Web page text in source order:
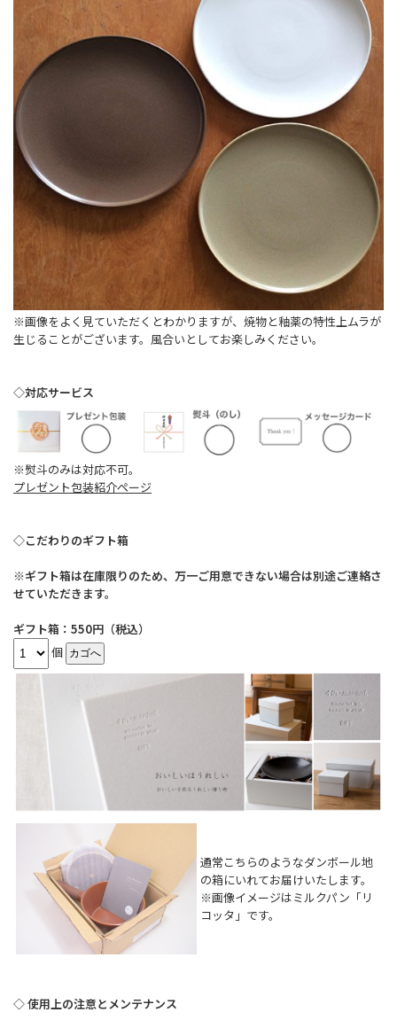
※画像をよく見ていただくとわかりますが、焼物と釉薬の特性上ムラが
生じることがございます。風合いとしてお楽しみください。
◇対応サービス
※熨斗のみは対応不可。
プレゼント包装紹介ページ
◇こだわりのギフト箱
※ギフト箱は在庫限りのため、万一ご用意できない場合は別途ご連絡さ
せていただきます。
ギフト箱：550円（税込）
個
通常こちらのようなダンボール地
の箱にいれてお届けいたします。
※画像イメージはミルクパン「リ
コッタ」です。
◇ 使用上の注意とメンテナンス